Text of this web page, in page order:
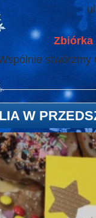
Zbiórka
stwórzmy
W